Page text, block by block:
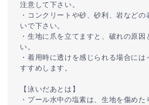
注意して下さい。
・コンクリートや砂、砂利、岩など
いで下さい。
・生地に爪を立てますと、破れの原
い。
・着用時に透けを感じられる場合に
すすめします。
【泳いだあとは】
・プール水中の塩素は、生地を傷め